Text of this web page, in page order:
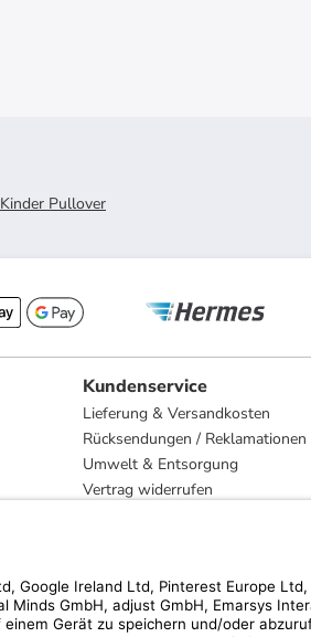
Kinder Pullover
Kundenservice
Lieferung & Versandkosten
Rücksendungen / Reklamationen
Umwelt & Entsorgung
Vertrag widerrufen